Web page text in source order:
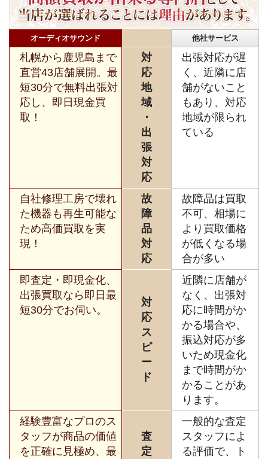
オーディオサウンド 他社サービス
札幌から鹿児島まで
直営43店舗展開。最
短30分で無料出張対
応し、即日現金買
取！
対
応
地
域
・
出
張
対
応
出張対応が遅
く、近隣に店
舗がないこと
もあり、対応
地域が限られ
ている
自社修理工房で壊れ
た機器も再生可能な
ため高価買取を実
現！
故
障
品
対
応
故障品は買取
不可、相場に
より買取価格
が低くなる場
合が多い
即査定・即現金化、
出張買取なら即日最
短30分でお伺い。
対
応
ス
ピ
ー
ド
近隣に店舗が
なく、出張対
応に時間がか
かる場合や、
振込対応が多
いため現金化
まで時間がか
かることがあ
ります。
経験豊富なプロのス
タッフが商品の価値
を正確に見極め、最
査
定
一般的な査定
スタッフによ
る評価で、ト